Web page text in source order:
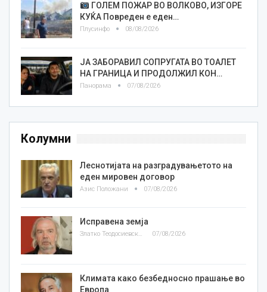
ГОЛЕМ ПОЖАР ВО ВОЛКОВО, ИЗГОРЕ
КУЌА Повреден е еден…
Плусинфо 08/08/2026
ЈА ЗАБОРАВИЛ СОПРУГАТА ВО ТОАЛЕТ
НА ГРАНИЦА И ПРОДОЛЖИЛ КОН…
Панорама 07/08/2026
Колумни
Леснотијата на разградувањетото на
еден мировен договор
Азис Положани 07/08/2026
Исправена земја
Златко Теодосиевски 07/08/2026
Климата како безбедносно прашање во
Европа